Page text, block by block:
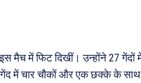
इस मैच में फिट दिखीं। उन्होंने 27
में चार चौकों और एक छक्के के